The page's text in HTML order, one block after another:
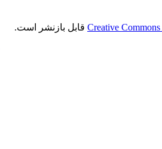
Creative قابل بازنشر است.